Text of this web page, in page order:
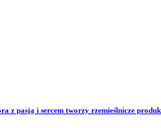
z pasją i sercem tworzy rzemieślnicze